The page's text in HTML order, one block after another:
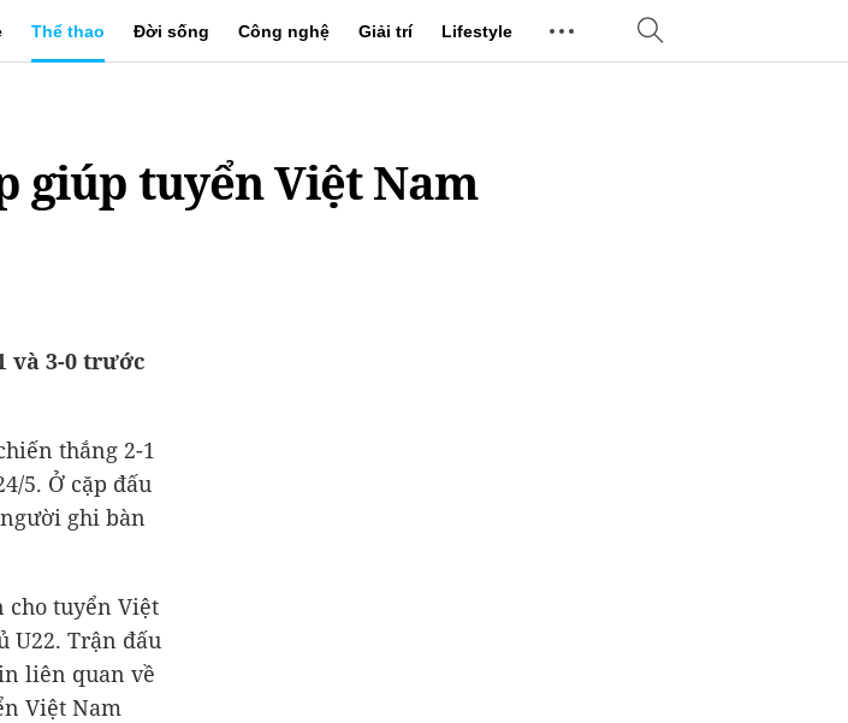
Thể thao Đời sống Công nghệ Giải trí Lifestyle
giúp tuyển Việt Nam
và 3-0 trước
thắng 2-1
5. Ở cặp đấu
ghi bàn
cho tuyển Việt
U22. Trận đấu
liên quan về
Việt Nam